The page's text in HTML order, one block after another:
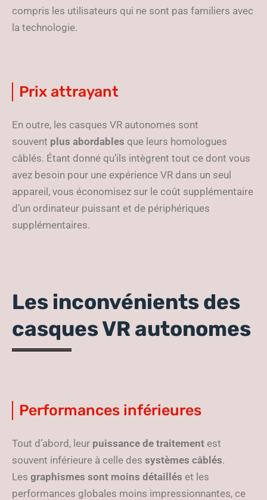
compris les utilisateurs qui ne sont pas familiers avec
la technologie.
Prix attrayant
En outre, les casques VR autonomes sont
souvent plus abordables que leurs homologues
câblés. Étant donné qu’ils intègrent tout ce dont vous
avez besoin pour une expérience VR dans un seul
appareil, vous économisez sur le coût supplémentaire
d’un ordinateur puissant et de périphériques
supplémentaires.
Les inconvénients des
casques VR autonomes
Performances inférieures
Tout d’abord, leur puissance de traitement est
souvent inférieure à celle des systèmes câblés.
Les graphismes sont moins détaillés et les
performances globales moins impressionnantes, ce